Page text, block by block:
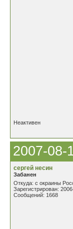
Неактивен
2007-08-
сергей несин
Забанен
Откуда: с окраины
Зарегистрирован:
Сообщений: 1668